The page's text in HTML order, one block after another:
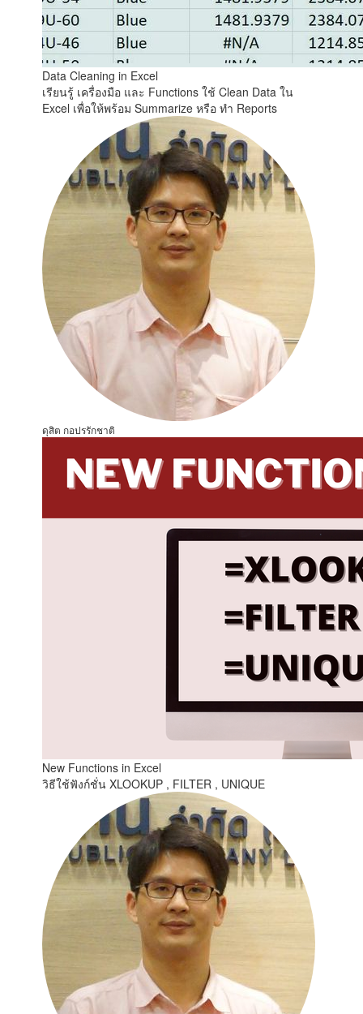
Data Cleaning in Excel
เรียนรู้ เครื่องมือ และ Functions ใช้ Clean Data ใน
Excel เพื่อให้พร้อม Summarize หรือ ทำ Reports
ดุสิต กอปรรักชาติ
New Functions in Excel
วิธีใช้ฟังก์ชั่น XLOOKUP , FILTER , UNIQUE